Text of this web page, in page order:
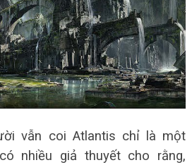
vẫn coi Atlantis chỉ là một
nhiều giả thuyết cho rằng,